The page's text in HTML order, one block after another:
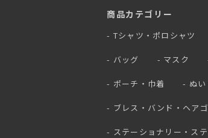
商品カテゴリー
Tシャツ・ポロシャツ
バッグ マスク
ポーチ・巾着 ぬ
ブレス・バンド・ヘア
ステーショナリー・ス